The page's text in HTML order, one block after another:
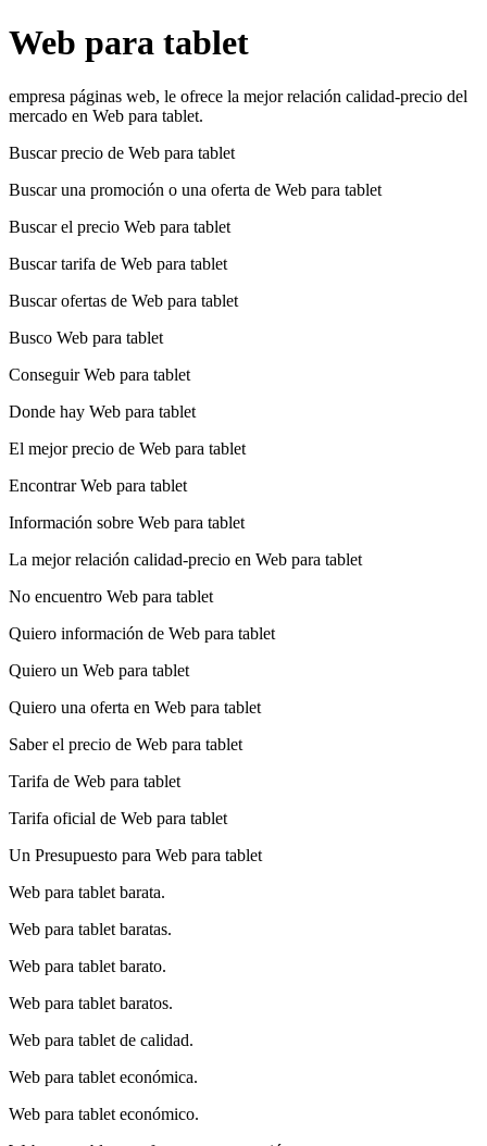
Web para tablet
empresa páginas web, le ofrece la mejor relación calidad-precio del
mercado en Web para tablet.
Buscar precio de Web para tablet
Buscar una promoción o una oferta de Web para tablet
Buscar el precio Web para tablet
Buscar tarifa de Web para tablet
Buscar ofertas de Web para tablet
Busco Web para tablet
Conseguir Web para tablet
Donde hay Web para tablet
El mejor precio de Web para tablet
Encontrar Web para tablet
Información sobre Web para tablet
La mejor relación calidad-precio en Web para tablet
No encuentro Web para tablet
Quiero información de Web para tablet
Quiero un Web para tablet
Quiero una oferta en Web para tablet
Saber el precio de Web para tablet
Tarifa de Web para tablet
Tarifa oficial de Web para tablet
Un Presupuesto para Web para tablet
Web para tablet barata.
Web para tablet baratas.
Web para tablet barato.
Web para tablet baratos.
Web para tablet de calidad.
Web para tablet económica.
Web para tablet económico.